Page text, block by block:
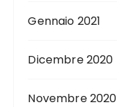
Gennaio 2021
Dicembre 2020
Novembre 2020